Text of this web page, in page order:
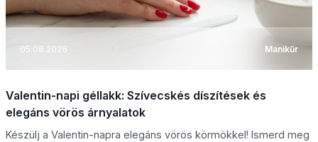
05.08.2026 Manikűr
Valentin-napi géllakk: Szívecskés díszítések és
elegáns vörös árnyalatok
Készülj a Valentin-napra elegáns vörös körmökkel! Ismerd meg